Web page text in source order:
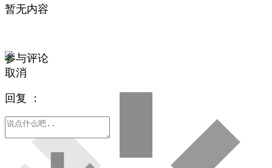
暂无内容
参与评论
取消
回复 ：